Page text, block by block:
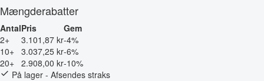
Mængderabatter
AntalPris
Gem
2+
3.101,87 kr-4%
10+ 3.037,25 kr-6%
20+ 2.908,00 kr-10%
På lager - Afsendes straks